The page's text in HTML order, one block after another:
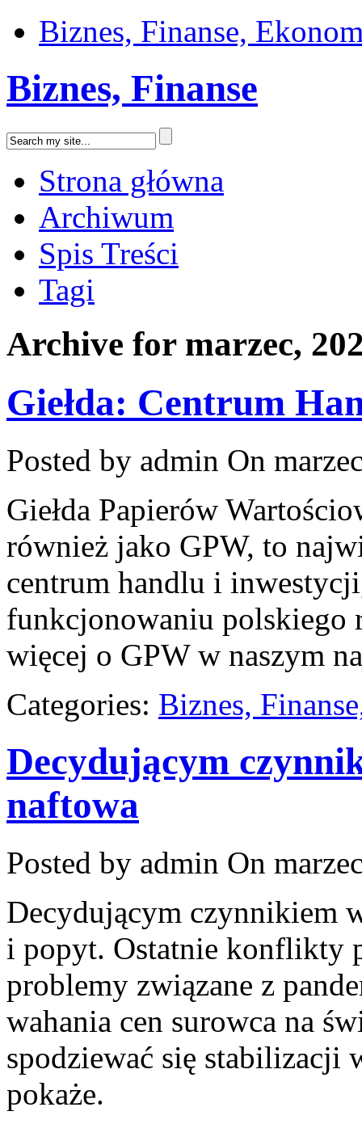
Biznes, Finanse,
Biznes, Finanse
Strona główna
Archiwum
Spis Treści
Tagi
Archive for marzec,
Giełda: Centrum
Posted by admin On
Giełda Papierów
również jako GPW, to
centrum handlu i
funkcjonowaniu polskiego
więcej o GPW w naszym
Categories: Biznes,
Decydującym
naftowa
Posted by admin On
Decydującym czynnikiem
i popyt. Ostatnie konflikty
problemy związane z
wahania cen surowca na
spodziewać się stabilizacji
pokaże.